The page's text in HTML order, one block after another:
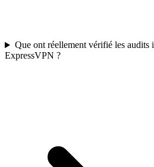
Que ont réellement vérifié les audits
ExpressVPN ?